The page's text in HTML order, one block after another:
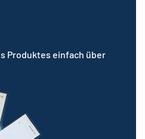
Produktes einfach über